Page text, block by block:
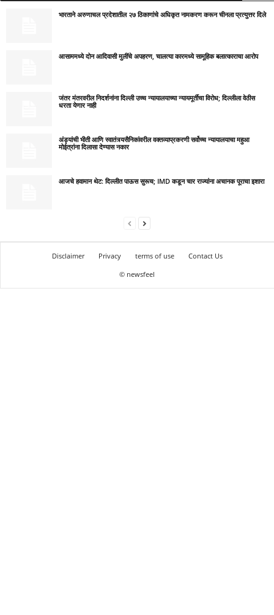
भारताने अरुणाचल प्रदेशातील २७ ठिकाणांचे अधिकृत नामकरण करून चीनला प्रत्युत्तर दिले
आसाममध्ये दोन आदिवासी मुलींचे अपहरण, चालत्या कारमध्ये सामूहिक बलात्काराचा आरोप
जंतर मंतरवरील निदर्शनांना दिल्ली उच्च न्यायालयाच्या न्यायमूर्तींचा विरोध; दिल्लीला वेठीस
धरता येणार नाही
अंड्यांची भीती आणि स्वातंत्र्यसैनिकांवरील वक्तव्याप्रकरणी सर्वोच्च न्यायालयाचा महुआ
मोईत्रांना दिलासा देण्यास नकार
आजचे हवामान थेट: दिल्लीत पाऊस सुरूच; IMD कडून चार राज्यांना अचानक पूराचा इशारा
Disclaimer Privacy terms of use
Contact Us
© newsfeel